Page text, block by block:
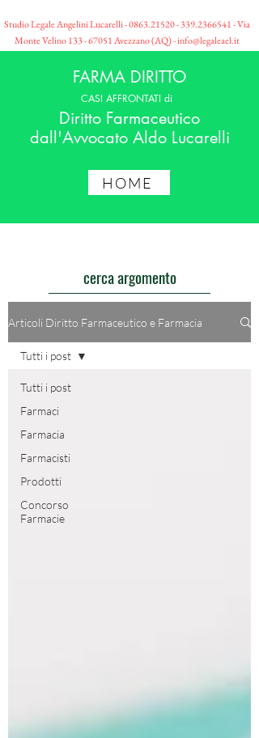
Studio Legale Angelini Lucarelli -0863.21520 - 339.2366541 - Via
Monte Velino133 - 67051Avezzano (AQ) -info@legaleael.it
FARMA DIRITTO
CASI AFFRONTATI di
Diritto Farmaceutico
dall'Avvocato Aldo Lucarelli
HOME
cerca argomento
Articoli Diritto Farmaceutico e Farmacia
Tutti i post
Farmaci
Farmacia
Farmacisti
Prodotti
Concorso
Farmacie
Tutti i post